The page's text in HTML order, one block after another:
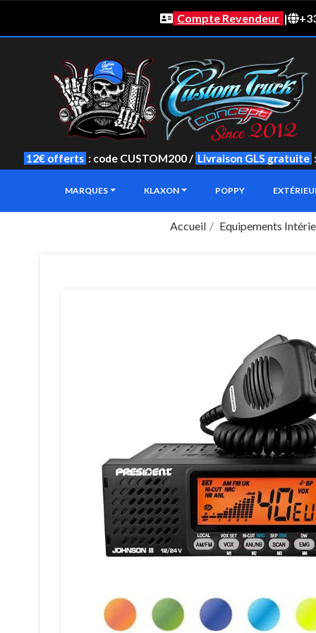
Compte Revendeur |
12€ offerts : code CUSTOM200 / Livraison GLS gratuite
MARQUES KLAXON POPPY
Accueil Equipements